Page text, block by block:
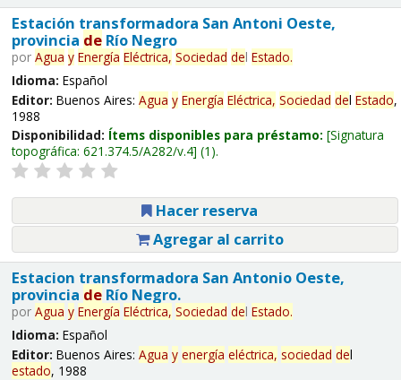
Estación transformadora San Antoni Oeste,
provincia deRío Negro
por Agua y Energía Eléctrica, Sociedad del Estado.
Idioma: Español
Editor: Buenos Aires: Agua y Energía Eléctrica, Sociedad del Estado,
1988
Disponibilidad: Ítems disponibles para préstamo: Signatura
topográfica: 621.374.5/A282/v.4 (1).
Hacer reserva
Agregar al carrito
Estacion transformadora San Antonio Oeste,
provincia deRío Negro.
por Agua y Energía Eléctrica, Sociedad del Estado.
Idioma: Español
Editor: Buenos Aires: Agua y energía eléctrica, sociedad del
estado, 1988